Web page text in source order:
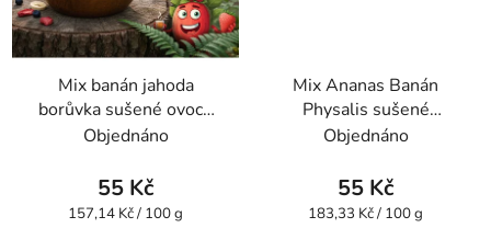
Mix banán jahoda
borůvka sušené ovoce
mrazem 35 g VitaCup
Objednáno
55 Kč
Měrná
157,14 Kč / 100 g
Mix Ananas Banán
Physalis sušené
mrazem 30 g VitaCup
Objednáno
55 Kč
Měrná
183,33 Kč / 100 g